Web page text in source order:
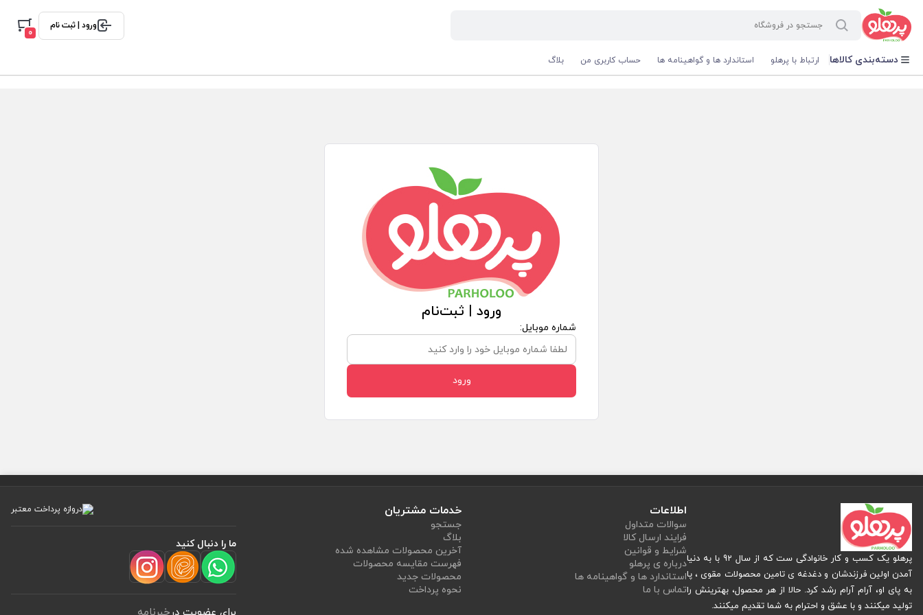
ورود | ثبت نام
0
دسته‌بندی کالاها ارتباط با پرهلو استاندارد ها و گواهینامه ها حساب کاربری من بلاگ
ورود | ثبت‌نام
شماره موبایل:
ورود
پرهلو یک کسب و کار خانوادگی ست که از سال 92 با به دنیا
آمدن اولین فرزندشان و دغدغه ی تامین محصولات مقوی ، پا
به پای او، آرام آرام رشد کرد. حالا از هر محصول، بهترینش را
تولید میکنند و با عشق و احترام به شما تقدیم میکنند.
اطلاعات
سوالات متداول
فرایند ارسال کالا
شرایط و قوانین
درباره ی پرهلو
استاندارد ها و گواهینامه ها
تماس با ما
خدمات مشتریان
جستجو
بلاگ
آخرین محصولات مشاهده شده
فهرست مقایسه محصولات
محصولات جدید
نحوه پرداخت
ما را دنبال کنید